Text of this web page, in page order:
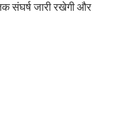
संघर्ष जारी रखेगी और